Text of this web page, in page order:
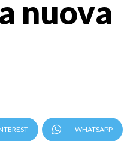
nuova
WHATSAPP